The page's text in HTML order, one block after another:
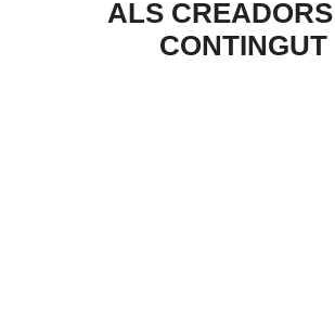
ALS
CONTINGUT